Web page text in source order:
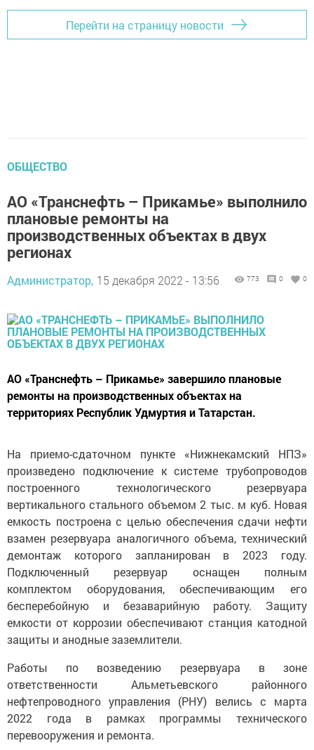
Перейти на страницу новости
ОБЩЕСТВО
АО «Транснефть – Прикамье» выполнило
плановые ремонты на
производственных объектах в двух
регионах
Администратор, 15 декабря 2022 - 13:56 773 0 0
АО «Транснефть – Прикамье» завершило плановые
ремонты на производственных объектах на
территориях Республик Удмуртия и Татарстан.
На приемо-сдаточном пункте «Нижнекамский НПЗ»
произведено подключение к системе трубопроводов
построенного технологического резервуара
вертикального стального объемом 2 тыс. м куб. Новая
емкость построена с целью обеспечения сдачи нефти
взамен резервуара аналогичного объема, технический
демонтаж которого запланирован в 2023 году.
Подключенный резервуар оснащен полным
комплектом оборудования, обеспечивающим его
бесперебойную и безаварийную работу. Защиту
емкости от коррозии обеспечивают станция катодной
защиты и анодные заземлители.
Работы по возведению резервуара в зоне
ответственности Альметьевского районного
нефтепроводного управления (РНУ) велись с марта
2022 года в рамках программы технического
перевооружения и ремонта.